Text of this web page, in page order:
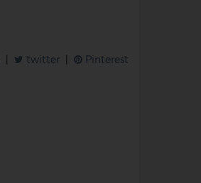
twitter Pinterest